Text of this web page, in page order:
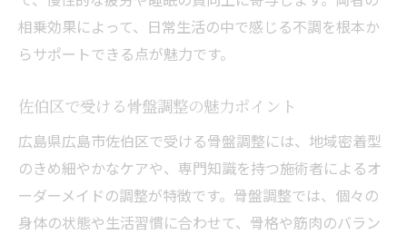
全身の疲労回復に役立つ骨盤調整の特徴
五日市でヘッドスパを受けるメリット
スパ
骨盤調整とドライヘッドスパの組み合わせ
効果
ヘッドスパでリラックスしながら骨盤調整
スリープヘッドスパで睡眠の質を高める工
相乗効果によって、日常生活の中で感じる不調を根本か
らサポートできる点が魅力です。
佐伯区で受ける骨盤調整の魅力ポイント
広島県広島市佐伯区で受ける骨盤調整には、地域密着型
のきめ細やかなケアや、専門知識を持つ施術者によるオ
ーダーメイドの調整が特徴です。骨盤調整では、個々の
身体の状態や生活習慣に合わせて、骨格や筋肉のバラン